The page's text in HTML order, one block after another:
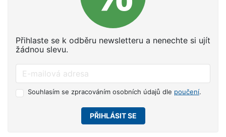
Přihlaste se k odběru newsletteru a nenechte si ujít
žádnou slevu.
Souhlasím se zpracováním osobních údajů dle poučení.
PŘIHLÁSIT SE